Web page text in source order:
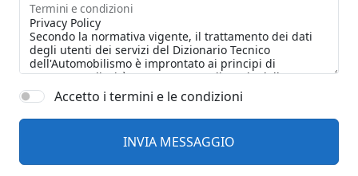
Termini e condizioni
Accetto i termini e le condizioni